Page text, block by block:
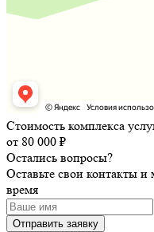
Стоимость комплекса
от 80 000 ₽
Остались вопросы?
Оставьте свои контакты
время
Отправить заявку